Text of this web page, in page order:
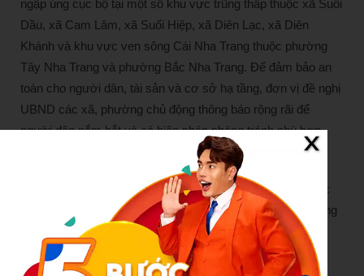
ngập úng cục bộ tại một số khu vực trũng thấp thuộc xã Suối
Dầu, xã Cam Lâm, xã Suối Hiệp, xã Diên Lạc, xã Diên
Khánh và khu vực ven sông Cái Nha Trang thuộc phường
Tây Nha Trang và phường Bắc Nha Trang. Để đảm bảo an
toàn cho người dân, tài sản và cơ sở hạ tầng, đơn vị đề nghị
UBND các xã, phường chủ động thông báo rộng rãi để
người dân nắm bắt và có biện pháp phòng tránh phù hợp.
Hiện các đơn vị quản lý công trình thủy lợi của tỉnh Khánh
Hòa tiếp tục theo dõi sát diễn biến mưa lũ, lưu lượng nước
về các hồ và sẽ điều chỉnh phương án điều tiết trong trường
hợp tình hình thực tế có biến động so với dự kiến.
Nguồn: https://doisongphapluat.nguoiduatin.vn/khanh-hoa-